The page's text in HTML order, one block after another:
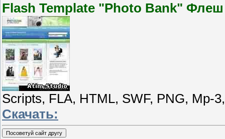
Flash Template "Photo Bank"
Scripts, FLA, HTML, SWF, PNG, Mp-
Скачать: